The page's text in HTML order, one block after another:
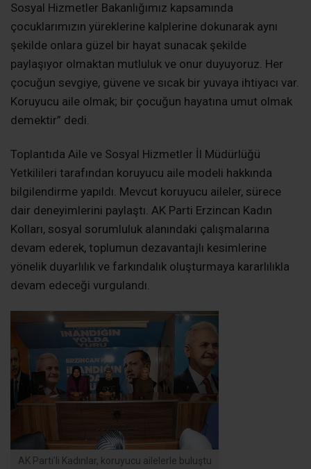
Sosyal Hizmetler Bakanlığımız kapsamında
çocuklarımızın yüreklerine kalplerine dokunarak aynı
şekilde onlara güzel bir hayat sunacak şekilde
paylaşıyor olmaktan mutluluk ve onur duyuyoruz. Her
çocuğun sevgiye, güvene ve sıcak bir yuvaya ihtiyacı var.
Koruyucu aile olmak; bir çocuğun hayatına umut olmak
demektir” dedi.
Toplantıda Aile ve Sosyal Hizmetler İl Müdürlüğü
Yetkilileri tarafından koruyucu aile modeli hakkında
bilgilendirme yapıldı. Mevcut koruyucu aileler, sürece
dair deneyimlerini paylaştı. AK Parti Erzincan Kadın
Kolları, sosyal sorumluluk alanındaki çalışmalarına
devam ederek, toplumun dezavantajlı kesimlerine
yönelik duyarlılık ve farkındalık oluşturmaya kararlılıkla
devam edeceği vurgulandı.
AK Parti’li Kadınlar, koruyucu ailelerle buluştu